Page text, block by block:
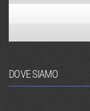
DOVE SIAMO